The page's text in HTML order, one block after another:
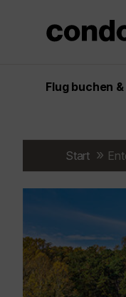
Flug buchen
Start